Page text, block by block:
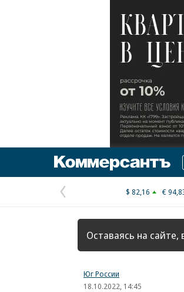
Предыдущая
страница
$ 82,16 €
Оставаясь на сайте,
Юг России
18.10.2022, 14:45